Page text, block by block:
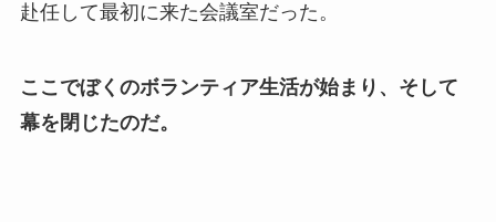
赴任して最初に来た会議室だった。
ここでぼくのボランティア生活が始まり、そして
幕を閉じたのだ。